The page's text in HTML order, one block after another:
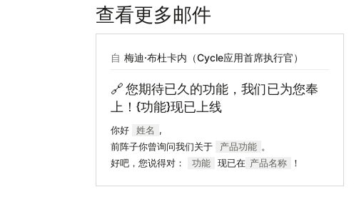
查看更多邮件
自 梅迪·布杜卡内（Cycle应用首席执行官）
🔗 您期待已久的功能，我们已为您奉
上！{功能}现已上线
你好 姓名 ,
前阵子你曾询问我们关于
产品功能 。
好吧，您说得对：
功能 现已在 产品名称 ！